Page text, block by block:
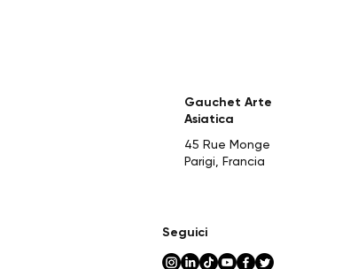
Gauchet Arte
Asiatica
45 Rue Monge
Parigi, Francia
Seguici